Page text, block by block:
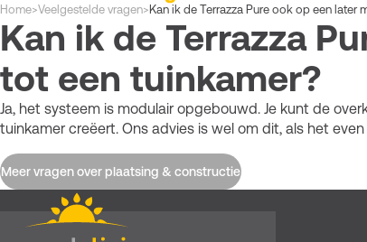
Kruimelpad
Home>Veelgestelde vragen> Kan ik de Terrazza Pure ook op een
Kan ik de Terrazza
tot een tuinkamer?
Ja, het systeem is modulair opgebouwd. Je kunt de
tuinkamer creëert. Ons advies is wel om dit, als het
Meer vragen over plaatsing & constructie